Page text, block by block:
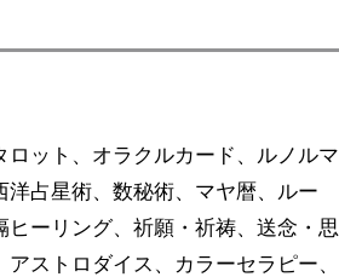
ット、オラクルカード、ルノルマ
占星術、数秘術、マヤ暦、ルー
ーリング、祈願・祈祷、送念・思
ストロダイス、カラーセラピー、